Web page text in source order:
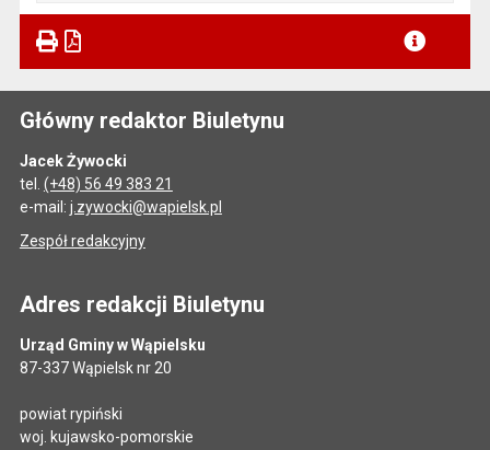
Główny redaktor Biuletynu
Jacek Żywocki
tel. (+48) 56 49 383 21
e-mail: j.zywocki@wapielsk.pl
Zespół redakcyjny
Adres redakcji Biuletynu
Urząd Gminy w Wąpielsku
87-337 Wąpielsk nr 20
powiat rypiński
woj. kujawsko-pomorskie